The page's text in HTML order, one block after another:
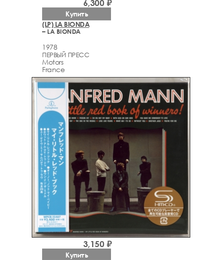
(LP) LA BIONDA
– LA BIONDA
1978
ПЕРВЫЙ ПРЕСС
Motors
France
6,300 ₽
Купить
3,150 ₽
Купить